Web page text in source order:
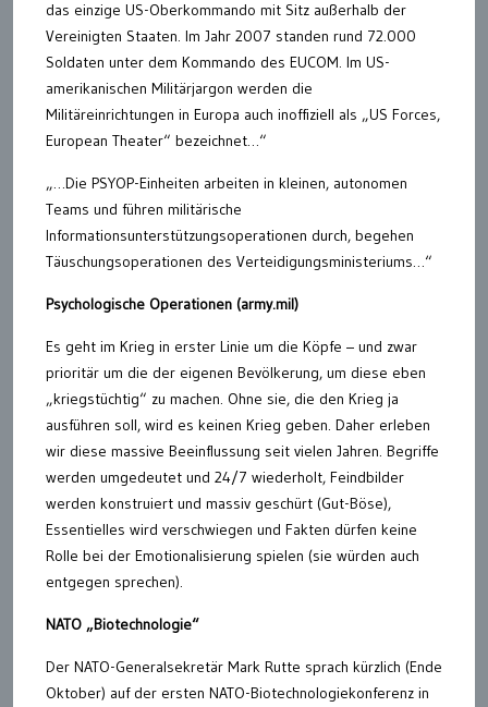
das einzige US-Oberkommando mit Sitz außerhalb der
Vereinigten Staaten. Im Jahr 2007 standen rund 72.000
Soldaten unter dem Kommando des EUCOM. Im US-
amerikanischen Militärjargon werden die
Militäreinrichtungen in Europa auch inoffiziell als „US Forces,
European Theater“ bezeichnet…“
„…Die PSYOP-Einheiten arbeiten in kleinen, autonomen
Teams und führen militärische
Informationsunterstützungsoperationen durch, begehen
Täuschungsoperationen des Verteidigungsministeriums…“
Psychologische Operationen (army.mil)
Es geht im Krieg in erster Linie um die Köpfe – und zwar
prioritär um die der eigenen Bevölkerung, um diese eben
„kriegstüchtig“ zu machen. Ohne sie, die den Krieg ja
ausführen soll, wird es keinen Krieg geben. Daher erleben
wir diese massive Beeinflussung seit vielen Jahren. Begriffe
werden umgedeutet und 24/7 wiederholt, Feindbilder
werden konstruiert und massiv geschürt (Gut-Böse),
Essentielles wird verschwiegen und Fakten dürfen keine
Rolle bei der Emotionalisierung spielen (sie würden auch
entgegen sprechen).
NATO „Biotechnologie“
Der NATO-Generalsekretär Mark Rutte sprach kürzlich (Ende
Oktober) auf der ersten NATO-Biotechnologiekonferenz in